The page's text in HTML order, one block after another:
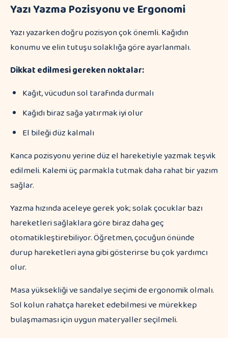
Yazı Yazma Pozisyonu ve Ergonomi
Yazı yazarken doğru pozisyon çok önemli. Kağıdın
konumu ve elin tutuşu solaklığa göre ayarlanmalı.
Dikkat edilmesi gereken noktalar:
Kağıt, vücudun sol tarafında durmalı
Kağıdı biraz sağa yatırmak iyi olur
El bileği düz kalmalı
Kanca pozisyonu yerine düz el hareketiyle yazmak teşvik
edilmeli. Kalemi üç parmakla tutmak daha rahat bir yazım
sağlar.
Yazma hızında aceleye gerek yok; solak çocuklar bazı
hareketleri sağlaklara göre biraz daha geç
otomatikleştirebiliyor. Öğretmen, çocuğun önünde
durup hareketleri ayna gibi gösterirse bu çok yardımcı
olur.
Masa yüksekliği ve sandalye seçimi de ergonomik olmalı.
Sol kolun rahatça hareket edebilmesi ve mürekkep
bulaşmaması için uygun materyaller seçilmeli.